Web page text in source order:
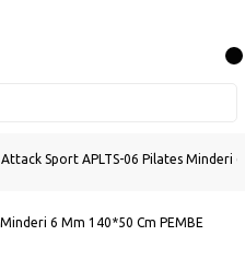
Attack Sport APLTS-06 Pilates Minderi